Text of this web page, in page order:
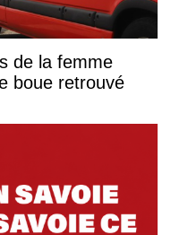
de la femme
boue retrouvé